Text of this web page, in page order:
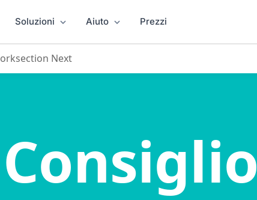
Soluzioni Aiuto Prezzi
Worksection Next
Consiglio